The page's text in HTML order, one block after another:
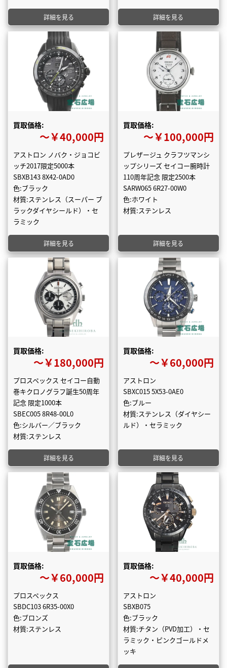
詳細を見る 詳細を見る
買取価格:
〜￥40,000円
アストロン ノバク・ジョコビ
ッチ2017限定5000本
SBXB143 8X42-0AD0
色:ブラック
材質:ステンレス（スーパー ブ
ラックダイヤシールド）・セ
ラミック
詳細を見る
買取価格:
〜￥100,000円
プレザージュ クラフツマンシ
ップシリーズ セイコー腕時計
110周年記念 限定2500本
SARW065 6R27-00W0
色:ホワイト
材質:ステンレス
詳細を見る
買取価格:
〜￥180,000円
プロスペックス セイコー自動
巻キクロノグラフ誕生50周年
記念 限定1000本
SBEC005 8R48-00L0
色:シルバー／ブラック
材質:ステンレス
詳細を見る
買取価格:
〜￥60,000円
アストロン
SBXC015 5X53-0AE0
色:ブルー
材質:ステンレス（ダイヤシー
ルド）・セラミック
詳細を見る
買取価格:
〜￥60,000円
プロスペックス
SBDC103 6R35-00X0
色:ブロンズ
材質:ステンレス
買取価格:
〜￥40,000円
アストロン
SBXB075
色:ブラック
材質:チタン（PVD加工）・セ
ラミック・ピンクゴールドメ
ッキ